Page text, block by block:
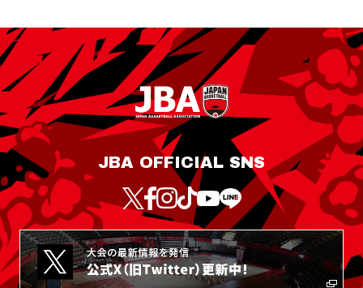
JBA OFFICIAL SNS